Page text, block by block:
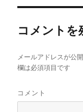
コメントを
メールアドレスが公
欄は必須項目です
コメント